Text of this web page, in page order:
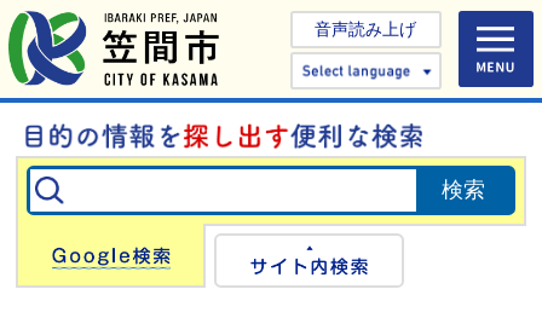
音声読み上げ
Select
Google検索